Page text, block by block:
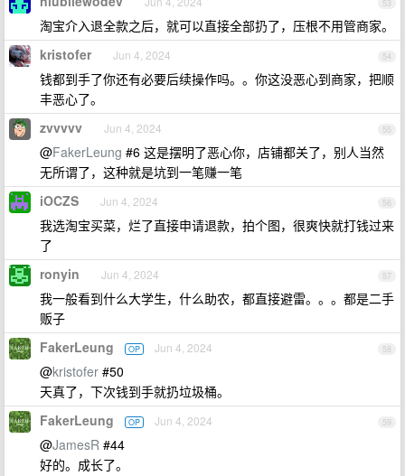
53
淘宝介入退全款之后，就可以直接全部扔了，压根不用管商家。
54
kristofer Jun 4, 2024
钱都到手了你还有必要后续操作吗。。你这没恶心到商家，把顺
丰恶心了。
55
zvvvvv Jun 4, 2024
@FakerLeung #6 这是摆明了恶心你，店铺都关了，别人当然
无所谓了，这种就是坑到一笔赚一笔
56
iOCZS Jun 4, 2024
我选淘宝买菜，烂了直接申请退款，拍个图，很爽快就打钱过来
了
57
ronyin Jun 4, 2024
我一般看到什么大学生，什么助农，都直接避雷。。。都是二手
贩子
58
FakerLeung OP Jun 4, 2024
@kristofer #50
天真了，下次钱到手就扔垃圾桶。
59
FakerLeung OP Jun 4, 2024
@JamesR #44
好的。成长了。